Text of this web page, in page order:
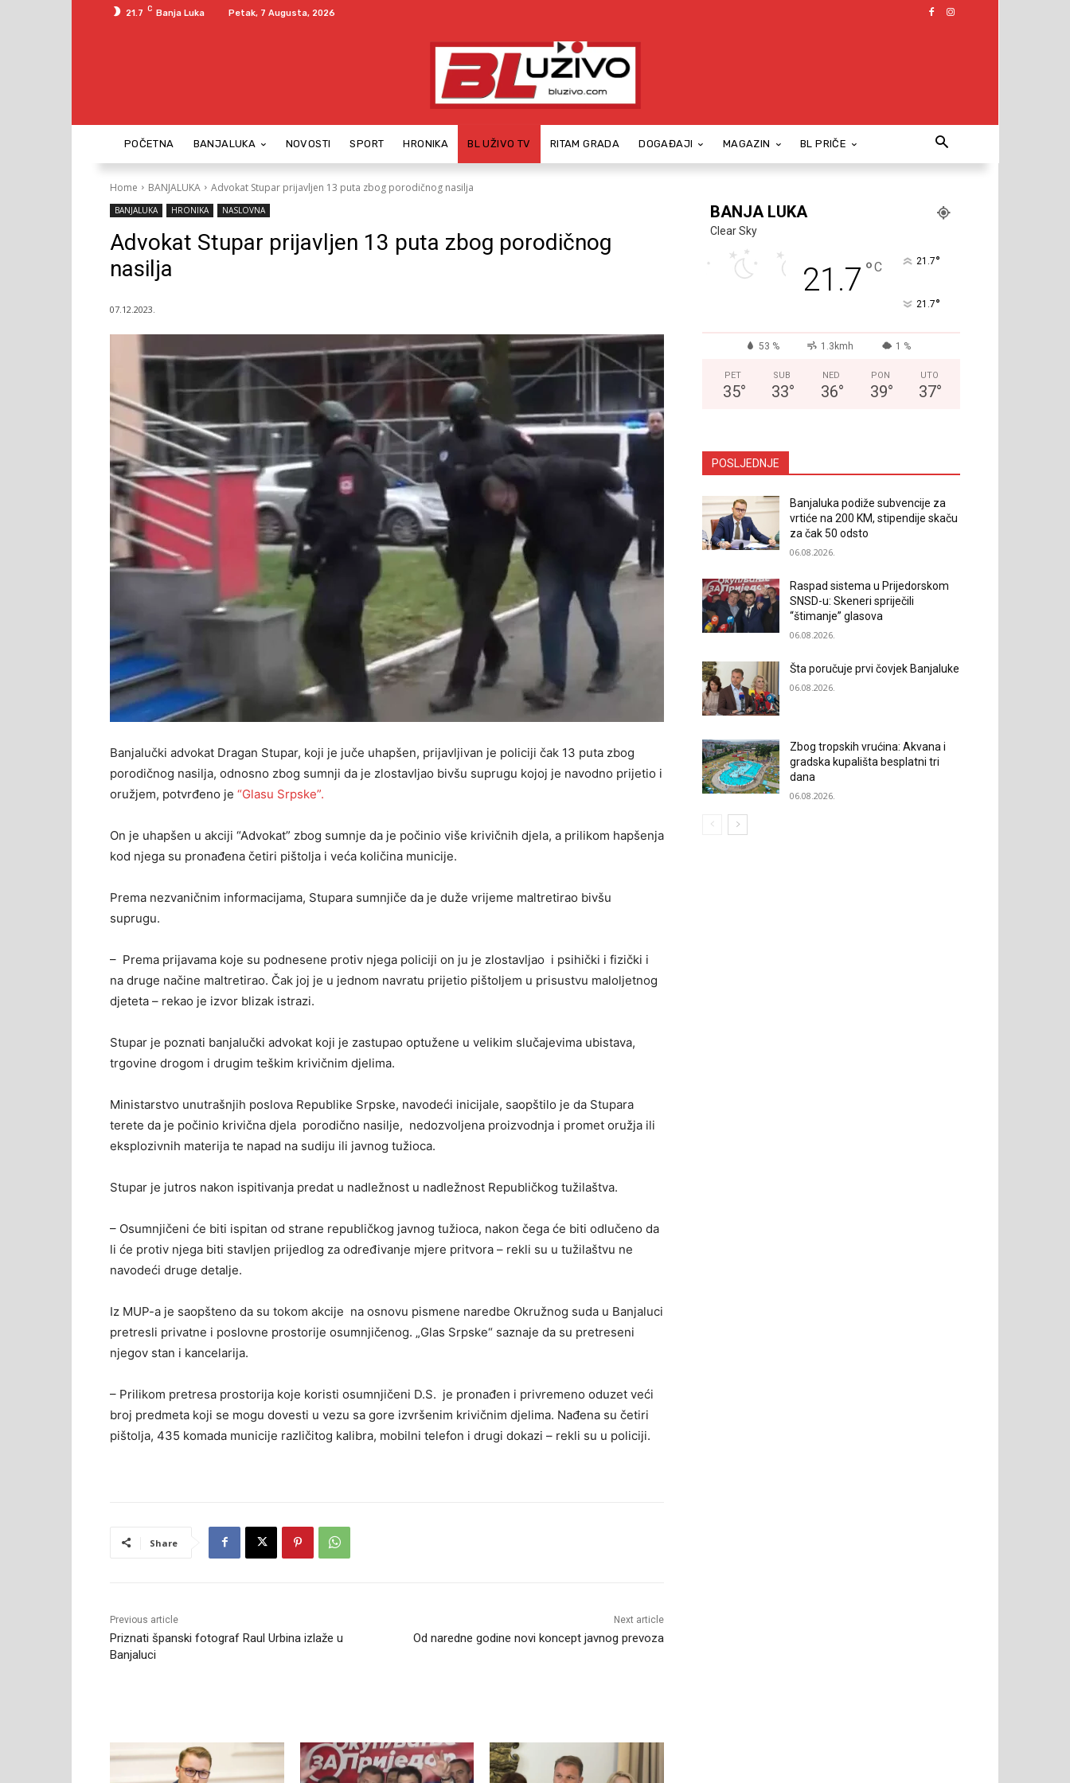
21.7 C Banja Luka Petak, 7 Augusta, 2026
POČETNA BANJALUKA NOVOSTI SPORT HRONIKA BL UŽIVO TV RITAM GRADA DOGAĐAJI MAGAZIN BL PRIČE
Home BANJALUKA Advokat Stupar prijavljen 13 puta zbog porodičnog nasilja
BANJALUKA HRONIKA NASLOVNA
Advokat Stupar prijavljen 13 puta zbog porodičnog
nasilja
07.12.2023.
Banjalučki advokat Dragan Stupar, koji je juče uhapšen, prijavljivan je policiji čak 13 puta zbog
porodičnog nasilja, odnosno zbog sumnji da je zlostavljao bivšu suprugu kojoj je navodno prijetio i
oružjem, potvrđeno je “Glasu Srpske”.
On je uhapšen u akciji “Advokat” zbog sumnje da je počinio više krivičnih djela, a prilikom hapšenja
kod njega su pronađena četiri pištolja i veća količina municije.
Prema nezvaničnim informacijama, Stupara sumnjiče da je duže vrijeme maltretirao bivšu
suprugu.
– Prema prijavama koje su podnesene protiv njega policiji on ju je zlostavljao i psihički i fizički i
na druge načine maltretirao. Čak joj je u jednom navratu prijetio pištoljem u prisustvu maloljetnog
djeteta – rekao je izvor blizak istrazi.
Stupar je poznati banjalučki advokat koji je zastupao optužene u velikim slučajevima ubistava,
trgovine drogom i drugim teškim krivičnim djelima.
Ministarstvo unutrašnjih poslova Republike Srpske, navodeći inicijale, saopštilo je da Stupara
terete da je počinio krivična djela porodično nasilje, nedozvoljena proizvodnja i promet oružja ili
eksplozivnih materija te napad na sudiju ili javnog tužioca.
Stupar je jutros nakon ispitivanja predat u nadležnost u nadležnost Republičkog tužilaštva.
– Osumnjičeni će biti ispitan od strane republičkog javnog tužioca, nakon čega će biti odlučeno da
li će protiv njega biti stavljen prijedlog za određivanje mjere pritvora – rekli su u tužilaštvu ne
navodeći druge detalje.
Iz MUP-a je saopšteno da su tokom akcije na osnovu pismene naredbe Okružnog suda u Banjaluci
pretresli privatne i poslovne prostorije osumnjičenog. „Glas Srpske“ saznaje da su pretreseni
njegov stan i kancelarija.
– Prilikom pretresa prostorija koje koristi osumnjičeni D.S. je pronađen i privremeno oduzet veći
broj predmeta koji se mogu dovesti u vezu sa gore izvršenim krivičnim djelima. Nađena su četiri
pištolja, 435 komada municije različitog kalibra, mobilni telefon i drugi dokazi – rekli su u policiji.
Share
Previous article
Priznati španski fotograf Raul Urbina izlaže u
Banjaluci
Next article
Od naredne godine novi koncept javnog prevoza
BANJA LUKA
Clear Sky
21.7 °C 21.7°
21.7°
53 % 1.3kmh 1 %
PET
35°
SUB
33°
NED
36°
PON
39°
UTO
37°
POSLJEDNJE
Banjaluka podiže subvencije za
vrtiće na 200 KM, stipendije skaču
za čak 50 odsto
06.08.2026.
Raspad sistema u Prijedorskom
SNSD-u: Skeneri spriječili
“štimanje” glasova
06.08.2026.
Šta poručuje prvi čovjek Banjaluke
06.08.2026.
Zbog tropskih vrućina: Akvana i
gradska kupališta besplatni tri
dana
06.08.2026.